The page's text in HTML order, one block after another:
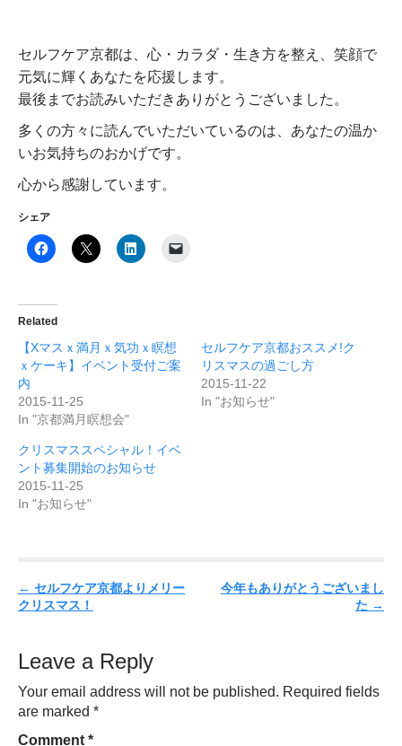
セルフケア京都は、心・カラダ・生き方を整え、笑顔で
元気に輝くあなたを応援します。
最後までお読みいただきありがとうございました。
多くの方々に読んでいただいているのは、あなたの温か
いお気持ちのおかげです。
心から感謝しています。
シェア
Related
【Xマスｘ満月ｘ気功ｘ瞑想
ｘケーキ】イベント受付ご案
内
2015-11-25
In "京都満月瞑想会"
セルフケア京都おススメ!ク
リスマスの過ごし方
2015-11-22
In "お知らせ"
クリスマススペシャル！イベ
ント募集開始のお知らせ
2015-11-25
In "お知らせ"
P
o
t
n
a
v
← セルフケア京都よりメリー
クリスマス！
今年もありがとうございまし
た →
Leave a Reply
Your email address will not be published. Required fields
are marked *
Comment *